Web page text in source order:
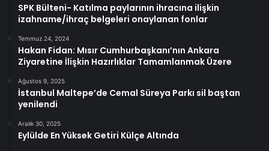
SPK Bülteni- Katılma paylarının ihracına ilişkin
izahname/ihraç belgeleri onaylanan fonlar
Temmuz 24, 2024
Hakan Fidan: Mısır Cumhurbaşkanı’nın Ankara
Ziyaretine İlişkin Hazırlıklar Tamamlanmak Üzere
Ağustos 9, 2025
İstanbul Maltepe’de Cemal Süreya Parkı sil baştan
yenilendi
Aralık 30, 2025
Eylülde En Yüksek Getiri Külçe Altında